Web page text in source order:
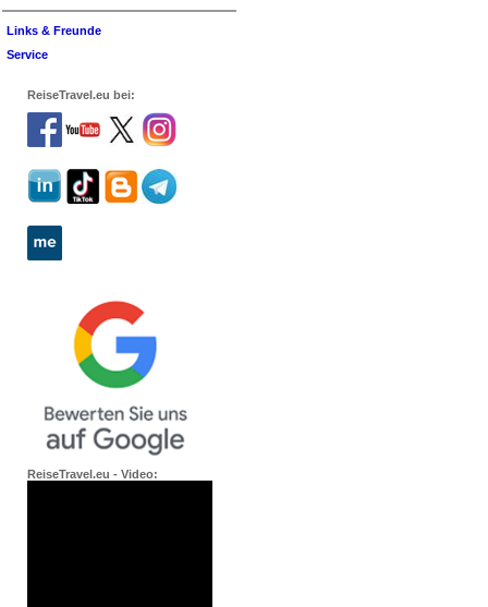
Links & Freunde
Service
ReiseTravel.eu bei:
ReiseTravel.eu - Video: